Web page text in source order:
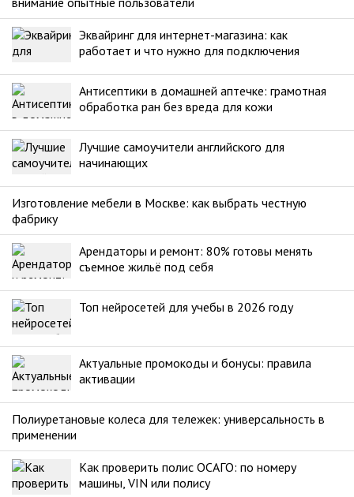
Эквайринг для интернет-магазина: как
работает и что нужно для подключения
Антисептики в домашней аптечке: грамотная
обработка ран без вреда для кожи
Лучшие самоучители английского для
начинающих
Изготовление мебели в Москве: как выбрать честную
фабрику
Арендаторы и ремонт: 80% готовы менять
съемное жильё под себя
Топ нейросетей для учебы в 2026 году
Актуальные промокоды и бонусы: правила
активации
Полиуретановые колеса для тележек: универсальность в
применении
Как проверить полис ОСАГО: по номеру
машины, VIN или полису